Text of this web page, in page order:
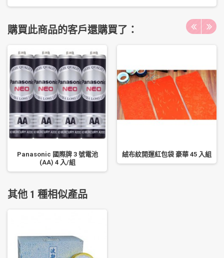
購買此商品的客戶還購買了：
Panasonic 國際牌 3 號電池
(AA) 4 入/組
絨布紋開運紅包袋 豪華 45 入組
其他 1 種相似產品